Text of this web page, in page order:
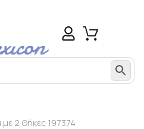
2 Θήκες 197374